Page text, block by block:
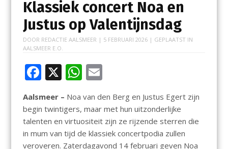
Klassiek concert Noa en
Justus op Valentijnsdag
DOOR REDACTIE AALSMEER | 5 FEBRUARI 2026| GEPLAATST IN
AALSMEER E.O.
F
e
b
o
X W
at
s
A
E
ai
l
Aalsmeer – Noa van den Berg en Justus Egert zijn
begin twintigers, maar met hun uitzonderlijke
talenten en virtuositeit zijn ze rijzende sterren die
in mum van tijd de klassiek concertpodia zullen
veroveren. Zaterdagavond 14 februari geven Noa